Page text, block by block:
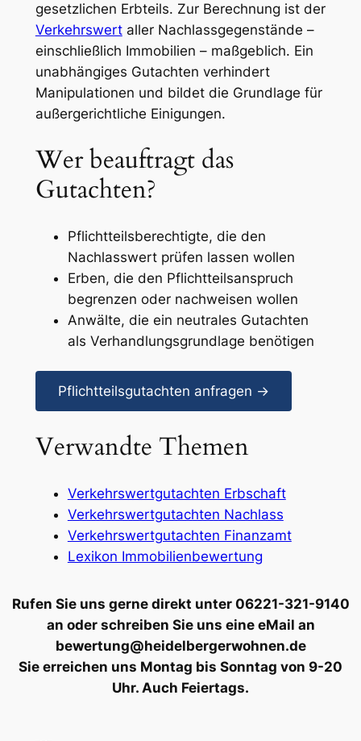
gesetzlichen Erbteils. Zur Berechnung ist der
Verkehrswertaller Nachlassgegenstände –
einschließlich Immobilien – maßgeblich. Ein
unabhängiges Gutachten verhindert
Manipulationen und bildet die Grundlage für
außergerichtliche Einigungen.
Wer beauftragt das
Gutachten?
Pflichtteilsberechtigte, die den
Nachlasswert prüfen lassen wollen
Erben, die den Pflichtteilsanspruch
begrenzen oder nachweisen wollen
Anwälte, die ein neutrales Gutachten
als Verhandlungsgrundlage benötigen
Pflichtteilsgutachten anfragen →
Verwandte Themen
Verkehrswertgutachten Erbschaft
Verkehrswertgutachten Nachlass
Verkehrswertgutachten Finanzamt
Lexikon Immobilienbewertung
Rufen Sie uns gerne direkt unter 06221-321-9140
an oder schreiben Sie uns eine eMail an
bewertung@heidelbergerwohnen.de
Sie erreichen uns Montag bis Sonntag von 9-20
Uhr. Auch Feiertags.